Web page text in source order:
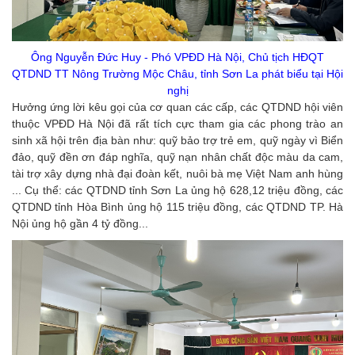
Ông Nguyễn Đức Huy - Phó VPĐD Hà Nội, Chủ tịch HĐQT
QTDND TT Nông Trường Mộc Châu, tỉnh Sơn La phát biểu tại Hội
nghị
Hưởng ứng lời kêu gọi của cơ quan các cấp, các QTDND hội viên
thuộc VPĐD Hà Nội đã rất tích cực tham gia các phong trào an
sinh xã hội trên địa bàn như: quỹ bảo trợ trẻ em, quỹ ngày vì Biển
đảo, quỹ đền ơn đáp nghĩa, quỹ nạn nhân chất độc màu da cam,
tài trợ xây dựng nhà đại đoàn kết, nuôi bà mẹ Việt Nam anh hùng
... Cụ thể: các QTDND tỉnh Sơn La ủng hộ 628,12 triệu đồng, các
QTDND tỉnh Hòa Bình ủng hộ 115 triệu đồng, các QTDND TP. Hà
Nội ủng hộ gần 4 tỷ đồng...